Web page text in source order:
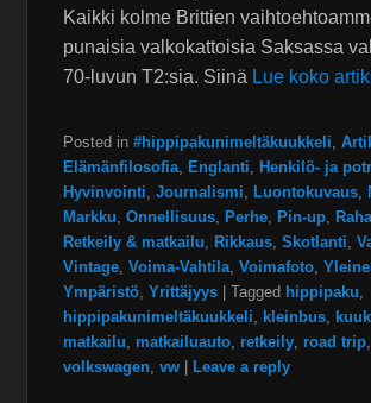
Kaikki kolme Brittien
punaisia valkokattoisia Saksassa
70-luvun T2:sia. Siinä Lue koko
Posted in #hippipakunimeltäkuukkeli,
Elämänfilosofia, Englanti, Henkilö- ja
Hyvinvointi,Journalismi, Luontokuvaus,
Markku,Onnellisuus, Perhe, Pin-up,
Retkeily & matkailu, Rikkaus,Skotlanti,
Vintage,Voima-Vahtila,Voimafoto,
Ympäristö,Yrittäjyys |Tagged hippipaku,
hippipakunimeltäkuukkeli, kleinbus,
matkailu, matkailuauto, retkeily, road trip
volkswagen,vw Leave a reply